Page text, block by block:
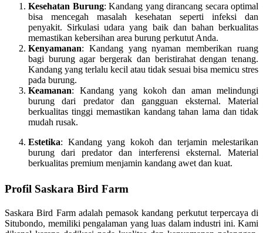
Kesehatan Burung: Kandang yang dirancang secara optimal
bisa mencegah masalah kesehatan seperti infeksi dan
penyakit. Sirkulasi udara yang baik dan bahan berkualitas
memastikan kebersihan area burung perkutut Anda.
Kenyamanan: Kandang yang nyaman memberikan ruang
bagi burung agar bergerak dan beristirahat dengan tenang.
Kandang yang terlalu kecil atau tidak sesuai bisa memicu stres
pada burung.
Keamanan: Kandang yang kokoh dan aman melindungi
burung dari predator dan gangguan eksternal. Material
berkualitas tinggi memastikan kandang tahan lama dan tidak
mudah rusak.
Estetika: Kandang yang kokoh dan terjamin melestarikan
burung dari predator dan interferensi eksternal. Material
berkualitas premium menjamin kandang awet dan kuat.
Profil Saskara Bird Farm
Saskara Bird Farm adalah pemasok kandang perkutut terpercaya di
Situbondo, memiliki pengalaman yang luas dalam industri ini. Kami